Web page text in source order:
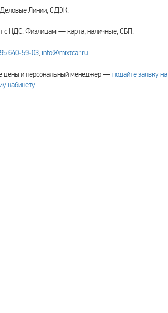
Линии, СДЭК.
с НДС. Физлицам — карта, наличные, СБП.
640‑59‑03, info@mixtcar.ru.
цены и персональный менеджер —подайте заявку на
кабинету.